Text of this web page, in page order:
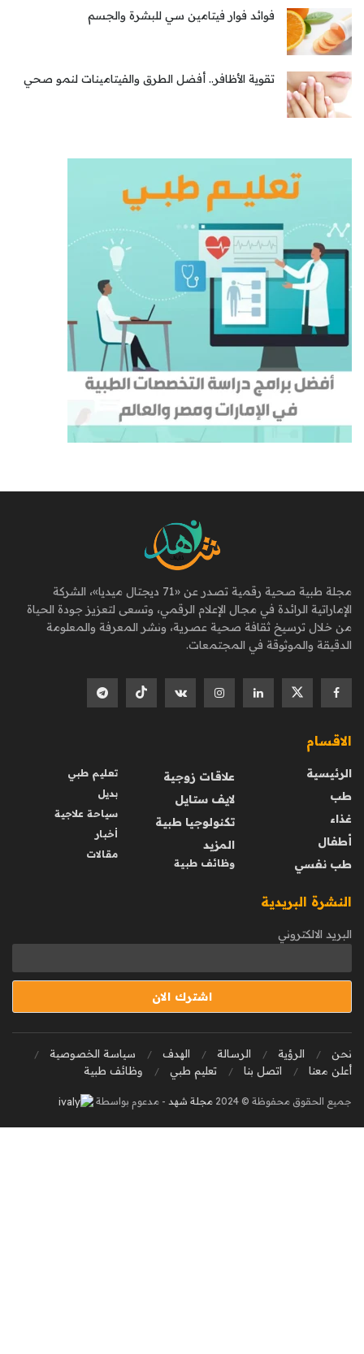
فوائد فوار فيتامين سي للبشرة والجسم
تقوية الأظافر.. أفضل الطرق والفيتامينات لنمو صحي
مجلة طبية صحية رقمية تصدر عن «71 ديجتال ميديا»، الشركة
الإماراتية الرائدة في مجال الإعلام الرقمي، وتسعى لتعزيز جودة الحياة
من خلال ترسيخ ثقافة صحية عصرية، ونشر المعرفة والمعلومة
الدقيقة والموثوقة في المجتمعات.
الاقسام
الرئيسية
طب
غذاء
أطفال
طب نفسي
علاقات زوجية
لايف ستايل
تكنولوجيا طبية
المزيد
وظائف طبية
تعليم طبي
بديل
سياحة علاجية
أخبار
مقالات
النشرة البريدية
البريد الالكتروني
نحن الرؤية الرسالة الهدف
سياسة الخصوصية
أعلن معنا
اتصل بنا تعليم طبي وظائف طبية
جميع الحقوق محفوظة © 2024 مجلة شهد - مدعوم بواسطة